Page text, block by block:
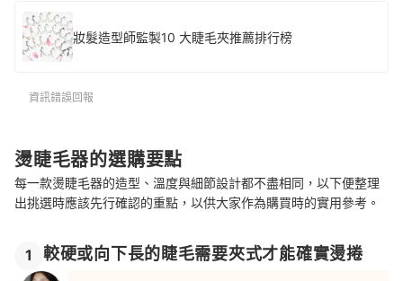
妝髮造型師監製10 大睫毛夾推薦排行榜
資訊錯誤回報
燙睫毛器的選購要點
每一款燙睫毛器的造型、溫度與細節設計都不盡相同，以下便整理
出挑選時應該先行確認的重點，以供大家作為購買時的實用參考。
1 較硬或向下長的睫毛需要夾式才能確實燙捲